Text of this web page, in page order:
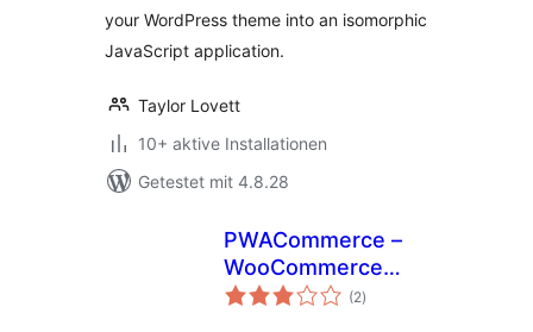
your WordPress theme into an isomorphic
JavaScript application.
Taylor Lovett
10+ aktive Installationen
Getestet mit 4.8.28
PWACommerce –
WooCommerce
Mobile Plugin for
(2Bewertungen
insgesamt
)